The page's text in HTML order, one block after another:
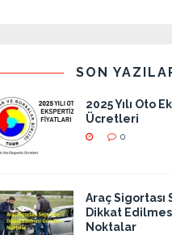
SON
2025 Yılı Oto
Ücretleri
0
Araç Sigortası
Dikkat
Noktalar